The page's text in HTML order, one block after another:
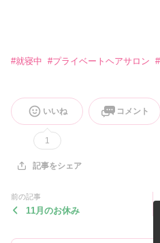
#就寝中 #プライベートヘアサロン #
いいね
1
コメント
記事をシェア
前の記事
11月のお休み